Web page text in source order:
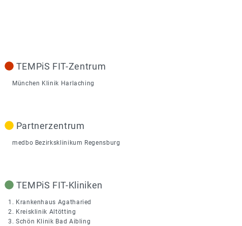
TEMPiS FIT-Zentrum
München Klinik Harlaching
Partnerzentrum
medbo Bezirksklinikum Regensburg
TEMPiS FIT-Kliniken
Krankenhaus Agatharied
Kreisklinik Altötting
Schön Klinik Bad Aibling